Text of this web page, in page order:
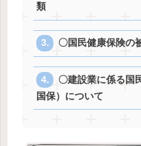
類
〇国民健康保険の
〇建設業に係る国
国保）について